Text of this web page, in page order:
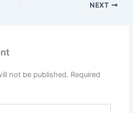
NEXT
not be published. Required